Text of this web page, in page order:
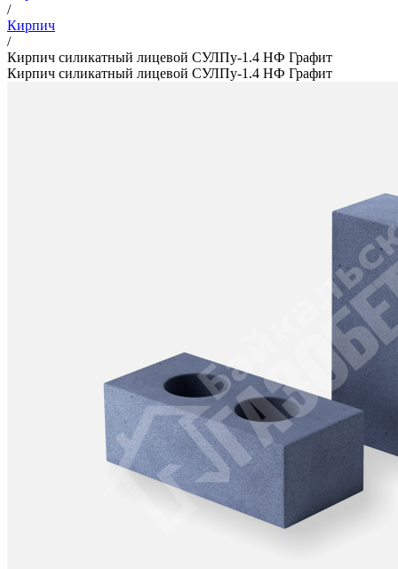
/
Кирпич
/
Кирпич силикатный лицевой СУЛПу-1.4 НФ Графит
Кирпич силикатный лицевой СУЛПу-1.4 НФ Графит